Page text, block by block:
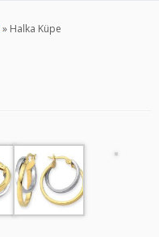
» Halka Küpe